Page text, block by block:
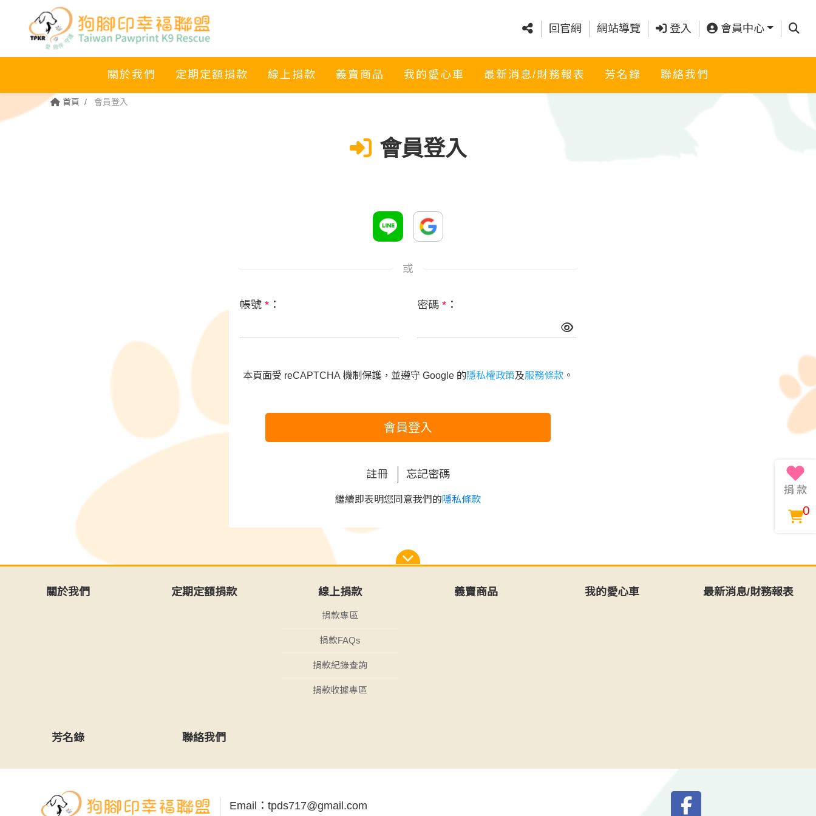
回官網 網站導覽 登入 會員中心 查詢
關於我們 定期定額捐款 線上捐款 義賣商品 我的愛心車 最新消息/財務報表 芳名錄 聯絡我們
首頁 會員登入
會員登入
或
帳號 * ： 密碼 * ：
本頁面受 reCAPTCHA 機制保護，並遵守 Google 的隱私權政策及服務條款 。
會員登入
註冊 忘記密碼
繼續即表明您同意我們的隱私條款
關於我們 定期定額捐款 線上捐款
捐款專區
捐款FAQs
捐款紀錄查詢
捐款收據專區
義賣商品 我的愛心車 最新消息/財務報表
芳名錄 聯絡我們
Email： tpds717@gmail.com
0